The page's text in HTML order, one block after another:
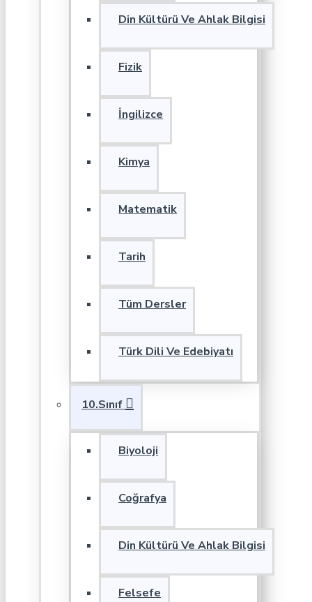
Din Kültürü Ve Ahlak Bilgisi
Fizik
İngilizce
Kimya
Matematik
Tarih
Tüm Dersler
Türk Dili Ve Edebiyatı
10.Sınıf
Biyoloji
Coğrafya
Din Kültürü Ve Ahlak Bilgisi
Felsefe